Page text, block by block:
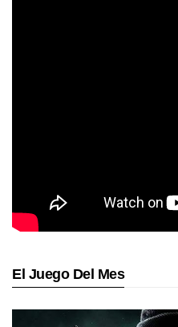
El Juego Del Mes